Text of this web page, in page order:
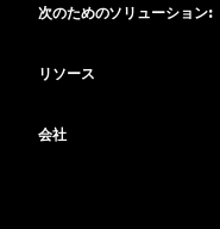
次のためのソリューション:
リソース
会社